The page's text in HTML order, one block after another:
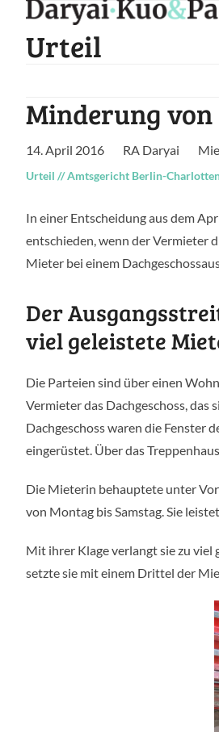
contentUrteil
Minderung von
14. April 2016 RA Daryai
Urteil //Amtsgericht Berlin-
In einer Entscheidung aus dem
entschieden, wenn der Vermieter
Mieter bei einem
Der
viel geleistete
Die Parteien sind über einen
Vermieter das Dachgeschoss,
Dachgeschoss waren die Fenster
eingerüstet. Über das
Die Mieterin behauptete unter
von Montag bis Samstag. Sie
Mit ihrer Klage verlangt sie zu
setzte sie mit einem Drittel der